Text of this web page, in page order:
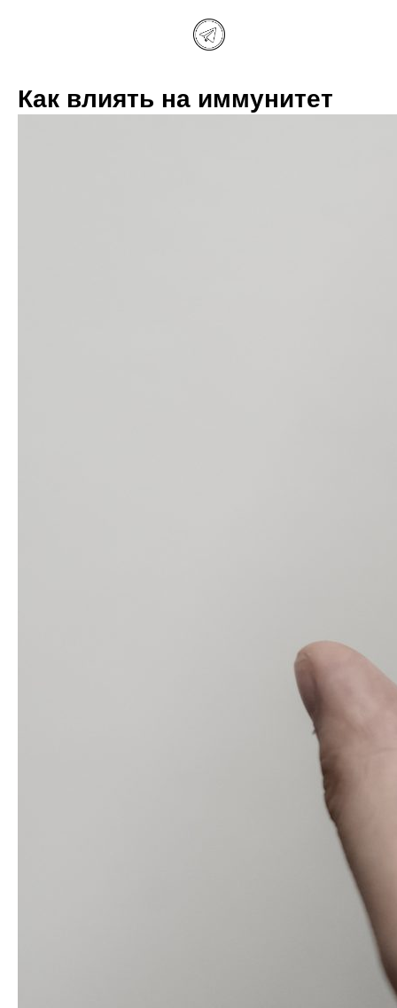
Как влиять на иммунитет